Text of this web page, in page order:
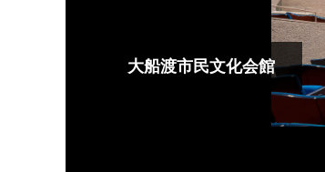
大船渡市民文化会館